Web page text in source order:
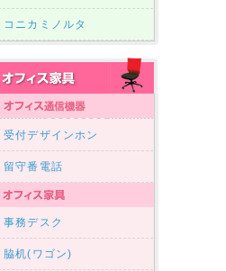
コニカミノルタ
受付デザインホン
留守番電話
事務デスク
脇机(ワゴン)